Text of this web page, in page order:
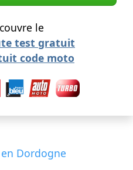
le
test gratuit
code moto
Dordogne